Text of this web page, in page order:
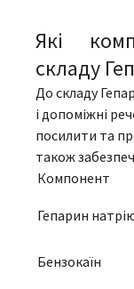
Які
складу
До складу
і допоміжні
посилити та
також
Компонент
Гепарин
Бензокаїн